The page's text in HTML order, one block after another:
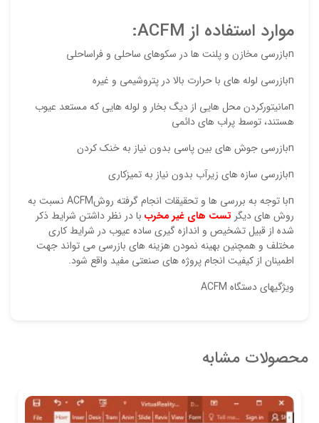
موارد استفاده از ACFM:
nبازرسی مخازن و پلنت ها در سکوهای ساحلی و فراساحلی
nبازرسی لوله های با حرارت بالا در پتروشیمی و غیره
nمانیتورکردن محل هایی از دیگ بخار و لوله هایی که مستعد عیوب
هستند، توسط پراب های دائمی
nبازرسی جوش های بین پاسی بدون نیاز به خنک کردن
nبازرسی سازه های زیرآب بدون نیاز به تمیزکاری
nبا توجه به بررسی ها و تحقیقات انجام گرفته روشACFM نسبت به
روش های دیگر تست های غیر مخرب با در نظر داشتن شرایط ذکر
شده از قبیل تشخیص و اندازه گیری ساده عیوب در شرایط کاری
مختلف و همچنین بهینه نمودن هزینه های بازرسی می تواند جهت
اطمینان از کیفیت انجام پروژه های صنعتی مفید واقع شود.
ویژگیهای دستگاه ACFM
محصولات مشابه